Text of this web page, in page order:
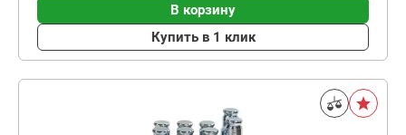
В корзину
Купить в 1 клик